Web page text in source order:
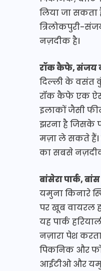
लिया जा सकता
त्रिलोकपुरी-
नज़दीक है।
रॉक कैफे, संजय
दिल्ली के वसंत
रॉक कैफे एक
इलाकों जैसी
झरना है जिसके
मज़ा ले सकते हैं।
का सबसे
बांसेरा पार्क,
यमुना किनारे
पर खूब वायरल
यह पार्क
नज़ारा पेश
पिकनिक और
आईटीओ और